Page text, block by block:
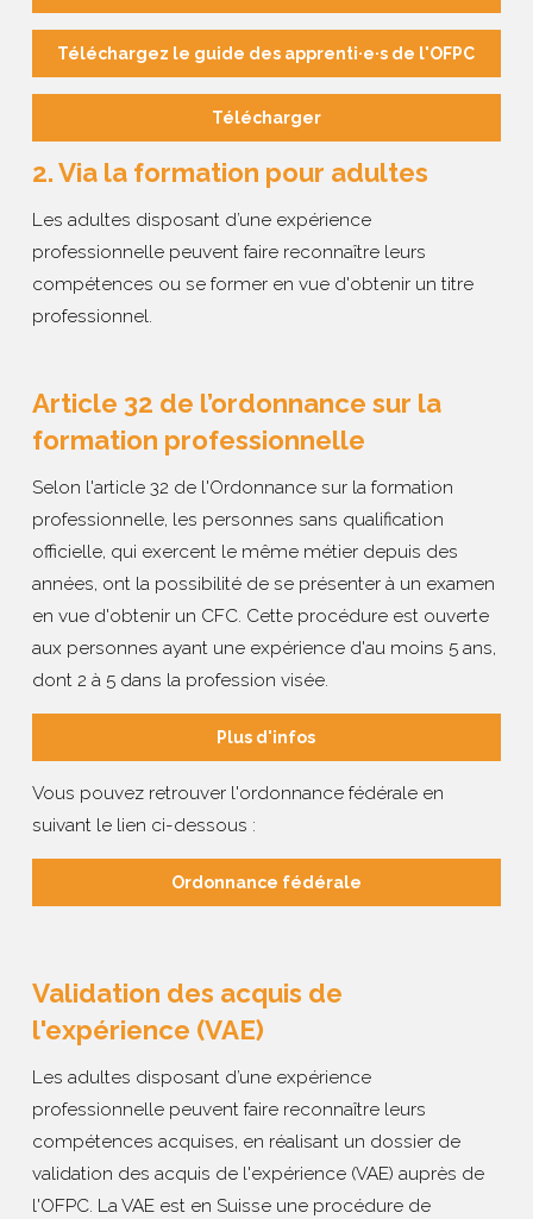
Téléchargez le guide des apprenti·e·s de l'OFPC
Télécharger
2. Via la formation pour adultes
Les adultes disposant d’une expérience
professionnelle peuvent faire reconnaître leurs
compétences ou se former en vue d'obtenir un titre
professionnel.
Article 32 de l’ordonnance sur la
formation professionnelle
Selon l'article 32 de l'Ordonnance sur la formation
professionnelle, les personnes sans qualification
officielle, qui exercent le même métier depuis des
années, ont la possibilité de se présenter à un examen
en vue d'obtenir un CFC. Cette procédure est ouverte
aux personnes ayant une expérience d'au moins 5 ans,
dont 2 à 5 dans la profession visée.
Plus d'infos
Vous pouvez retrouver l'ordonnance fédérale en
suivant le lien ci-dessous :
Ordonnance fédérale
Validation des acquis de
l'expérience (VAE)
Les adultes disposant d’une expérience
professionnelle peuvent faire reconnaître leurs
compétences acquises, en réalisant un dossier de
validation des acquis de l'expérience (VAE) auprès de
l'OFPC. La VAE est en Suisse une procédure de